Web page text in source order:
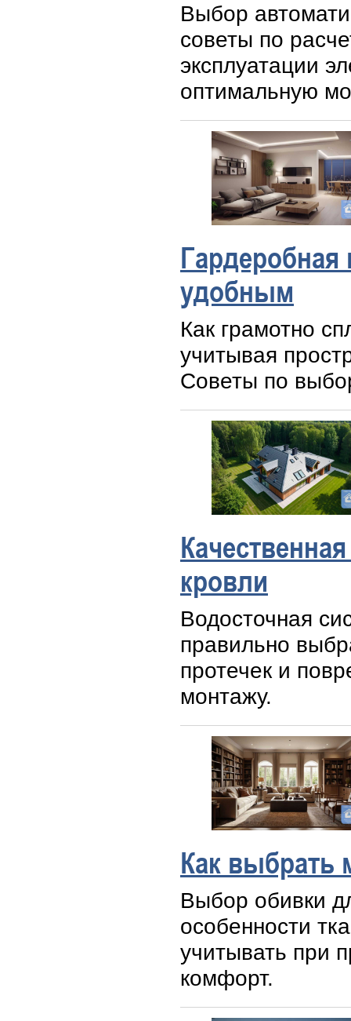
Выбор
советы по
эксплуатации
оптимальную
Гардеробная
удобным
Как грамотно
учитывая
Советы по
кровли
Водосточная
правильно
протечек и
монтажу.
Как выбрать
Выбор обивки
особенности
учитывать при
комфорт.